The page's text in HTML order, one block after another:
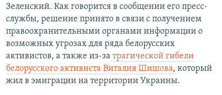
Зеленский. Как говорится в сообщении его пресс-
службы, решение принято в связи с получением
правоохранительными органами информации о
возможных угрозах для ряда белорусских
активистов, а также из-за трагической гибели
белорусского активиста Виталия Шишова, который
жил в эмиграции на территории Украины.